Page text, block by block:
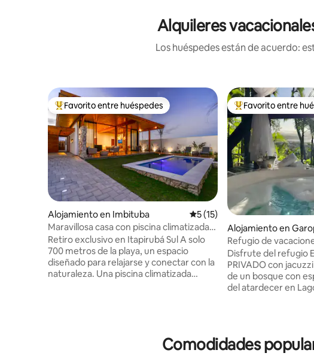
Alquileres
Los huéspedes están de acuerdo:
Favorito entre huéspedes preferido
Favorito entre huéspedes
Alojamiento en Imbituba Calificación promedio: 5 de 5,
5 (15)
Maravillosa casa con piscina climatizada
en Itapirubá
Retiro exclusivo en Itapirubá Sul A solo
700 metros de la playa, un espacio
diseñado para relajarse y conectar con la
naturaleza. Una piscina climatizada
habitaciones con baño privado Vista al
Favorito entre
Favorito entre
Alojamiento en
Refugio de
Disfrute del refugio
PRIVADO con
de un bosque con
del atardecer en
con una cama doble
camas dobles, no se
Comodidades